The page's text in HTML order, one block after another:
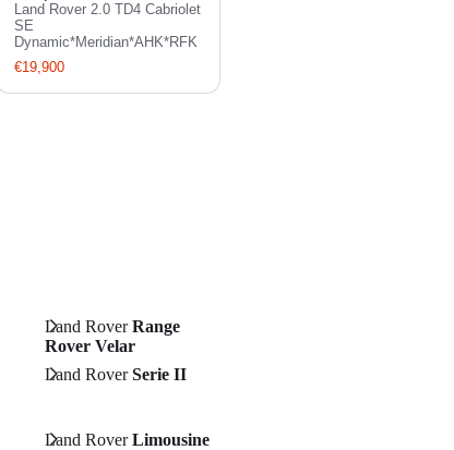
Land Rover 2.0 TD4 Cabriolet
SE
Dynamic*Meridian*AHK*RFK
€19,900
Land RoverRange
Rover Velar
Land RoverSerie II
Land RoverLimousine